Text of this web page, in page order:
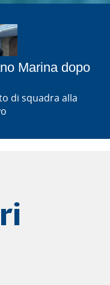
Marina dopo
di squadra alla
Lambertenghi,
Star per
e Scheidt:
e porta Diego
classe Star e della
vita
di vela, windsurf e